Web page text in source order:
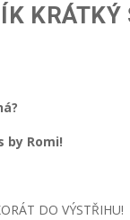
KRÁTKÝ
by Romi!
DO VÝSTŘIHU!